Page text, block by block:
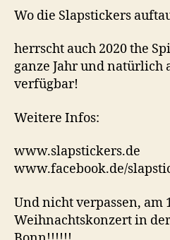
Wo die Slapstickers
herrscht auch 2020 the
ganze Jahr und natürlich
verfügbar!
Weitere Infos:
www.slapstickers.de
www.facebook.de/
Und nicht verpassen, am
Weihnachtskonzert in